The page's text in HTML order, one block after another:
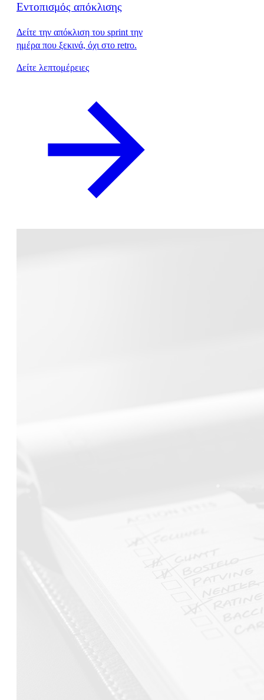
Εντοπισμός απόκλισης
Δείτε την απόκλιση του sprint την
ημέρα που ξεκινά, όχι στο retro.
Δείτε λεπτομέρειες